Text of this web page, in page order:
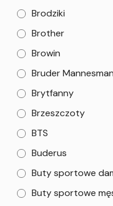
Brodziki
Brother
Browin
Bruder
Brytfanny
Brzeszczoty
BTS
Buderus
Buty sportowe
Buty sportowe